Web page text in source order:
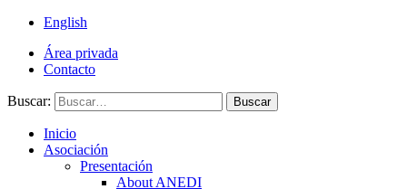
English
Área privada
Contacto
Buscar: Buscar
Inicio
Asociación
Presentación
About ANEDI